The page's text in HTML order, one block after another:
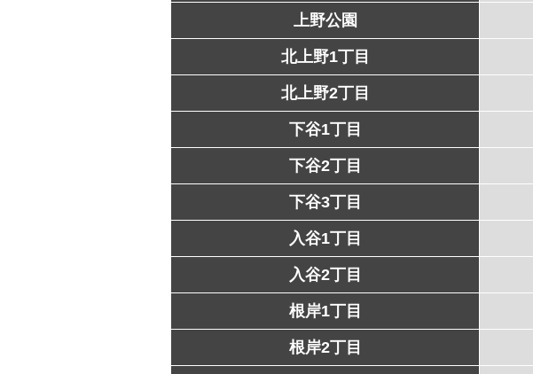
上野公園
北上野1丁目
北上野2丁目
下谷1丁目
下谷2丁目
下谷3丁目
入谷1丁目
入谷2丁目
根岸1丁目
根岸2丁目